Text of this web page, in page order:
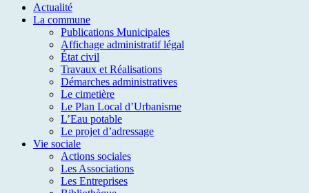
Actualité
La commune
Publications Municipales
Affichage administratif légal
État civil
Travaux et Réalisations
Démarches administratives
Le cimetière
Le Plan Local d’Urbanisme
L’Eau potable
Le projet d’adressage
Vie sociale
Actions sociales
Les Associations
Les Entreprises